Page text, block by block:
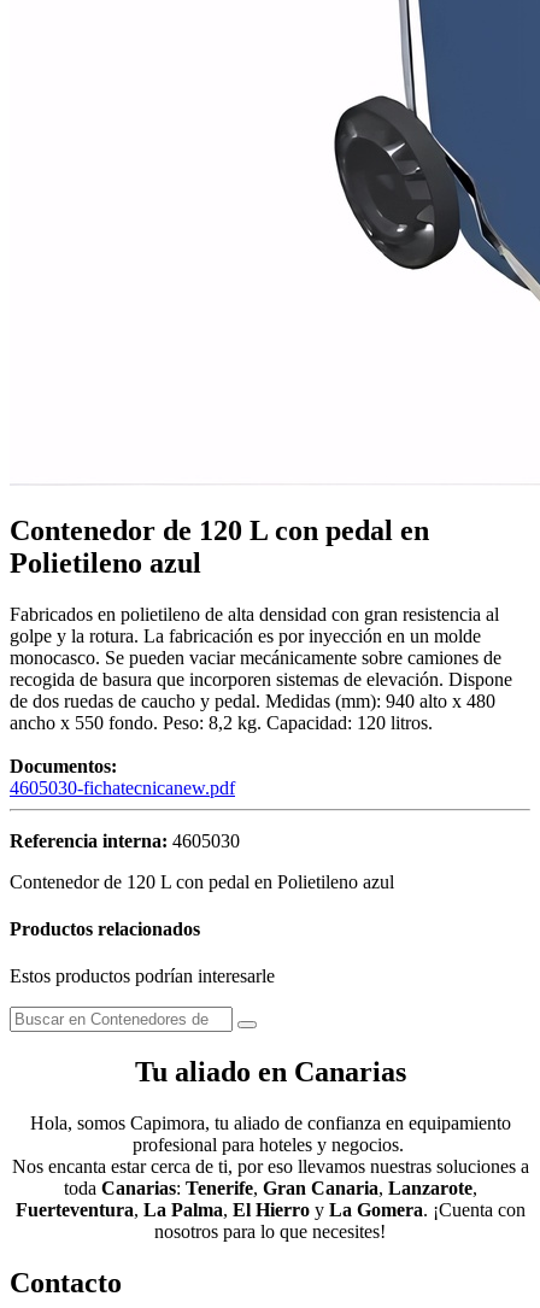
Mobiliario de vestuarios
Ver todo en Mobiliario de vestuarios→
Contenedor de 120 L con pedal en
Polietileno azul
Fabricados en polietileno de alta densidad con gran resistencia al
golpe y la rotura. La fabricación es por inyección en un molde
monocasco. Se pueden vaciar mecánicamente sobre camiones de
recogida de basura que incorporen sistemas de elevación. Dispone
de dos ruedas de caucho y pedal. Medidas (mm): 940 alto x 480
ancho x 550 fondo. Peso: 8,2 kg. Capacidad: 120 litros.
Documentos:
4605030-fichatecnicanew.pdf
Referencia interna: 4605030
Contenedor de 120 L con pedal en Polietileno azul
Productos relacionados
Estos productos podrían interesarle
Tu aliado en Canarias
Hola, somos Capimora, tu aliado de confianza en equipamiento
profesional para hoteles y negocios.
Nos encanta estar cerca de ti, por eso llevamos nuestras soluciones a
toda Canarias: Tenerife, Gran Canaria, Lanzarote,
Fuerteventura, La Palma, El Hierroy La Gomera. ¡Cuenta con
nosotros para lo que necesites!
Contacto